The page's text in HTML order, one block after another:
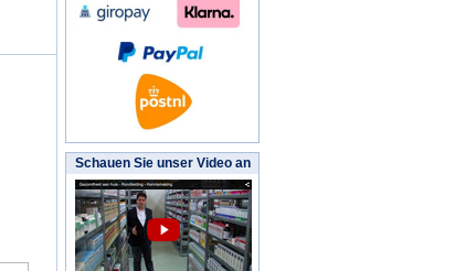
Schauen Sie unser Video an